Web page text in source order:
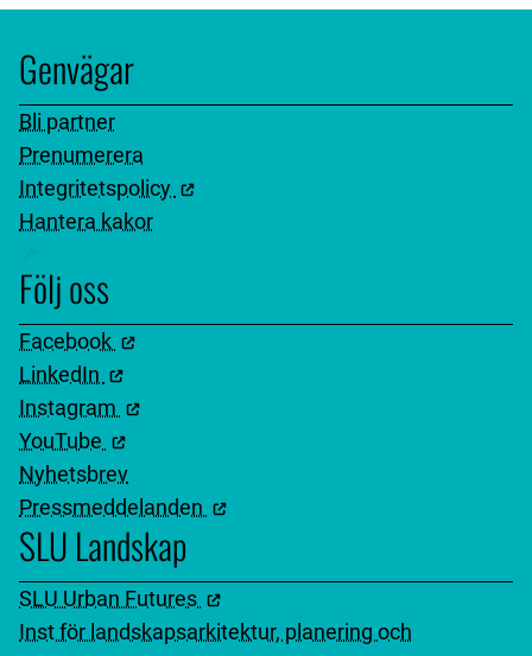
Genvägar
Bli partner
Prenumerera
Integritetspolicy
Hantera kakor
Följ oss
Facebook
LinkedIn
Instagram
YouTube
Nyhetsbrev
Pressmeddelanden
SLU Landskap
SLU Urban Futures
Inst för landskapsarkitektur, planering och